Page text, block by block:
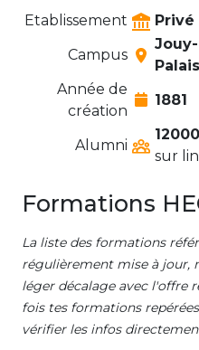
Etablissement
Privé
Campus
Jouy-
Année de
création
1881
Alumni
sur
Formations
La liste des formations
régulièrement mise à jour,
léger décalage avec l'offre
fois tes formations
vérifier les infos